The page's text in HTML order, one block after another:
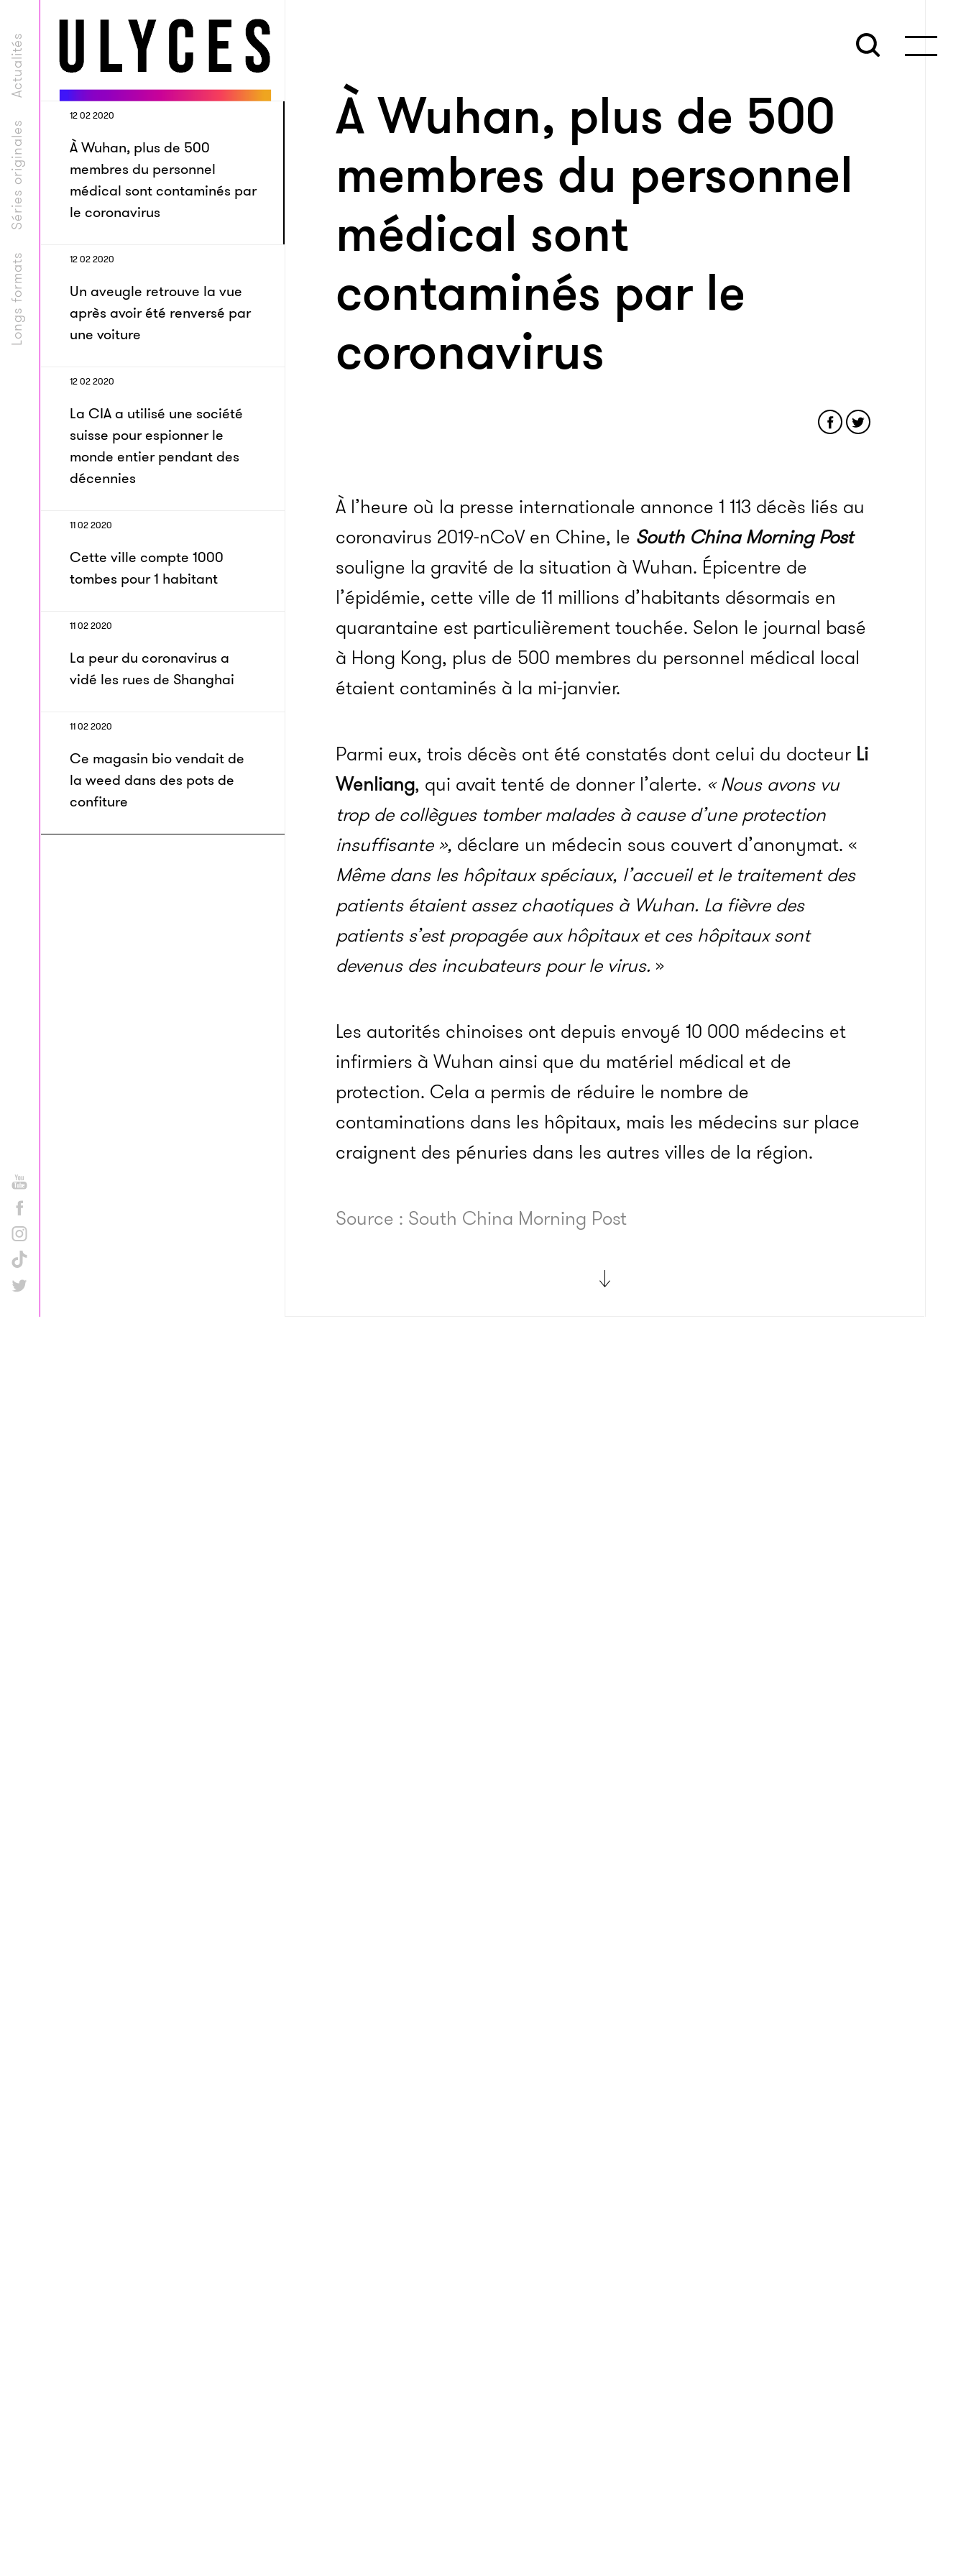
Longs formats
Séries originales
Actualités
12 02 2020
À Wuhan, plus de 500
membres du personnel
médical sont contaminés par
le coronavirus
12 02 2020
Un aveugle retrouve la vue
après avoir été renversé par
une voiture
12 02 2020
La CIA a utilisé une société
suisse pour espionner le
monde entier pendant des
décennies
11 02 2020
Cette ville compte 1000
tombes pour 1 habitant
11 02 2020
La peur du coronavirus a
vidé les rues de Shanghai
11 02 2020
Ce magasin bio vendait de
la weed dans des pots de
confiture
À Wuhan, plus de 500
membres du personnel
médical sont
contaminés par le
coronavirus
À l’heure où la presse internationale annonce 1 113 décès liés au
coronavirus 2019-nCoV en Chine, le South China Morning Post
souligne la gravité de la situation à Wuhan. Épicentre de
l’épidémie, cette ville de 11 millions d’habitants désormais en
quarantaine est particulièrement touchée. Selon le journal basé
à Hong Kong, plus de 500 membres du personnel médical local
étaient contaminés à la mi-janvier.
Parmi eux, trois décès ont été constatés dont celui du docteur Li
Wenliang, qui avait tenté de donner l’alerte. « Nous avons vu
trop de collègues tomber malades à cause d’une protection
insuffisante », déclare un médecin sous couvert d’anonymat. «
Même dans les hôpitaux spéciaux, l’accueil et le traitement des
patients étaient assez chaotiques à Wuhan. La fièvre des
patients s’est propagée aux hôpitaux et ces hôpitaux sont
devenus des incubateurs pour le virus. »
Les autorités chinoises ont depuis envoyé 10 000 médecins et
infirmiers à Wuhan ainsi que du matériel médical et de
protection. Cela a permis de réduire le nombre de
contaminations dans les hôpitaux, mais les médecins sur place
craignent des pénuries dans les autres villes de la région.
Source : South China Morning Post